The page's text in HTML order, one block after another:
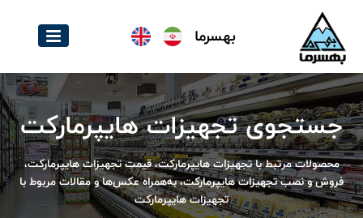
بهسرما
جستجوی تجهیزات هایپرمارکت
محصولات مرتبط با تجهیزات هایپرمارکت، قیمت تجهیزات هایپرمارکت،
فروش و نصب تجهیزات هایپرمارکت، به‌همراه عکس‌ها و مقالات مربوط با
تجهیزات هایپرمارکت